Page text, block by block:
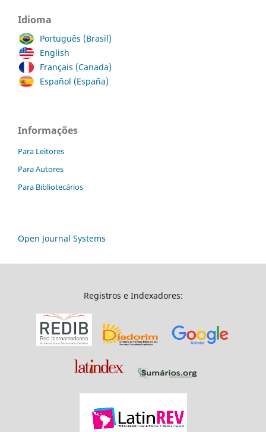
Idioma
Português (Brasil)
English
Français (Canada)
Español (España)
Informações
Para Leitores
Para Autores
Para Bibliotecários
Open Journal Systems
Registros e Indexadores: